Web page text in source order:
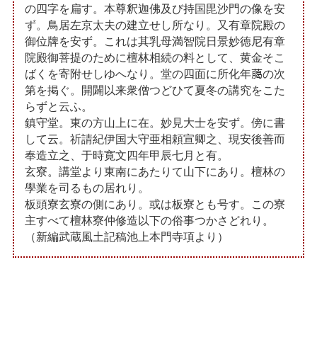
の四字を扁す。本尊釈迦佛及び持国毘沙門の像を安
ず。鳥居左京太夫の建立せし所なり。又有章院殿の
御位牌を安ず。これは其乳母満智院日景妙徳尼有章
院殿御菩提のために檀林相続の料として、黄金そこ
ばくを寄附せしゆへなり。堂の四面に所化年﨟の次
第を掲ぐ。開闢以来衆僧つどひて夏冬の講究をこた
らずと云ふ。
鎮守堂。東の方山上に在。妙見大士を安ず。傍に書
して云。祈請紀伊国大守亜相頼宣卿之、現安後善而
奉造立之、于時寛文四年甲辰七月と有。
玄寮。講堂より東南にあたりて山下にあり。檀林の
學業を司るもの居れり。
板頭寮玄寮の側にあり。或は板寮とも号す。この寮
主すべて檀林寮仲修造以下の俗事つかさどれり。
（新編武蔵風土記稿池上本門寺項より）